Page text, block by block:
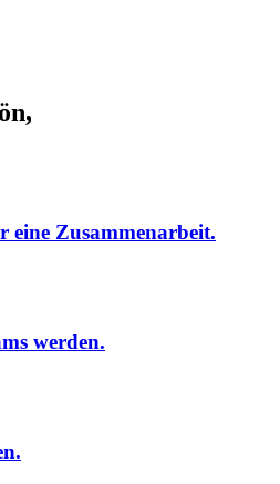
eine Zusammenarbeit.
werden.